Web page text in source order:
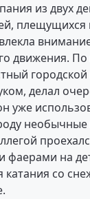
из двух
плещущихся
движения. По
городской
делал
уже
фаерами на
катания со